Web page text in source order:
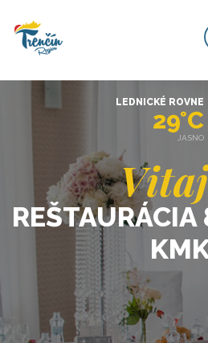
REŠTAURÁCIA
LEDNICKÉ ROVNE
29°C
JASNO